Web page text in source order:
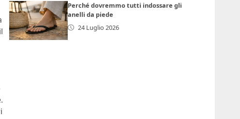
Perché dovremmo tutti indossare gli
anelli da piede
24 Luglio 2026